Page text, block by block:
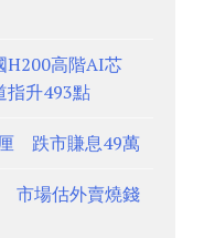
H200高階AI芯
升493點
跌市賺息49萬
市場估外賣燒錢